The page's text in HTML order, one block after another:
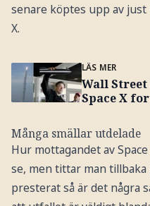
senare köptes upp av
X.
LÄS MER
Wall
Space X
Många smällar utdelade
Hur mottagandet av
se, men tittar man
presterat så är det några